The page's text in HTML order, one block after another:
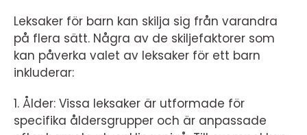
Leksaker för barn kan skilja sig från varandra
på flera sätt. Några av de skiljefaktorer som
kan påverka valet av leksaker för ett barn
inkluderar:
1. Ålder: Vissa leksaker är utformade för
specifika åldersgrupper och är anpassade